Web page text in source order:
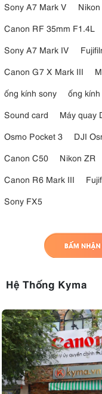
Sony A7 Mark V
Canon RF 35mm F1.4L
Sony A7 Mark IV
Canon G7 X Mark III
ống kính sony
ống
Sound card
Máy quay
Osmo Pocket 3
DJI
Canon C50
Nikon ZR
Canon R6 Mark III
Sony FX5
Hệ Thống Kyma